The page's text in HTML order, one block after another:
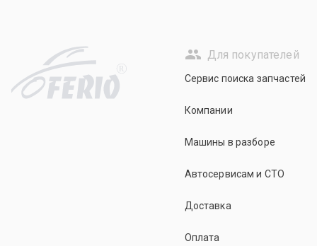
R
Для покупателей
Сервис поиска запчастей
Компании
Машины в разборе
Автосервисам и СТО
Доставка
Оплата